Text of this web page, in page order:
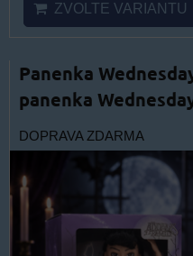
ZVOLTE VARIANTU
Panenka
panenka
DOPRAVA ZDARMA